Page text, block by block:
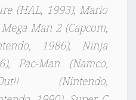
(HAL, 1993), Mario
Man 2 (Capcom,
1986), Ninja
Pac-Man (Namco,
(Nintendo,